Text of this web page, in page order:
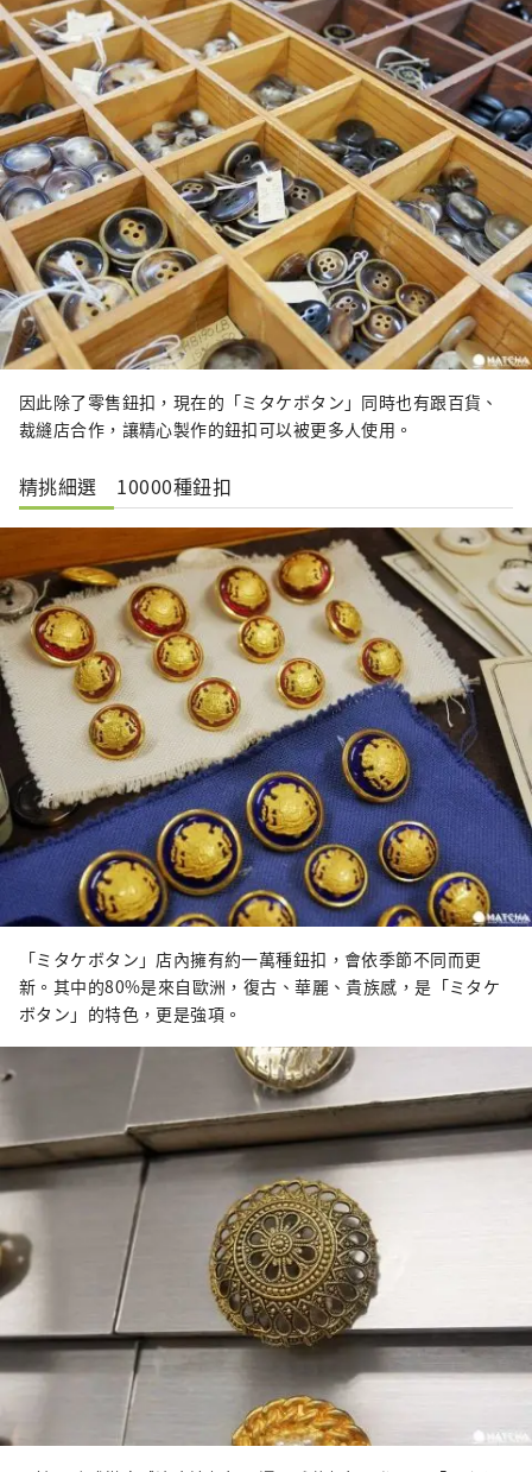
因此除了零售鈕扣，現在的「ミタケボタン」同時也有跟百貨、
裁縫店合作，讓精心製作的鈕扣可以被更多人使用。
精挑細選 10000種鈕扣
「ミタケボタン」店內擁有約一萬種鈕扣，會依季節不同而更
新。其中的80%是來自歐洲，復古、華麗、貴族感，是「ミタケ
ボタン」的特色，更是強項。